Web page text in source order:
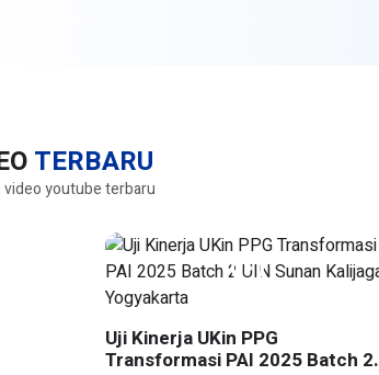
TERBARU
video youtube terbaru
Uji Kinerja UKin PPG
Transformasi PAI 2025 Batch 2